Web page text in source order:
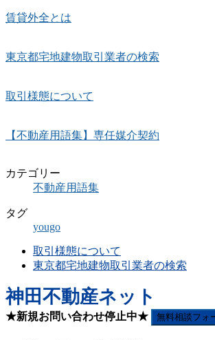
賃貸外全とは
東京都宅地建物取引業者の検索
取引様態について
【不動産用語集】専任媒介契約
カテゴリー
不動産用語集
タグ
yougo
取引様態について
東京都宅地建物取引業者の検索
神田不動産ネット
★新規お問い合わせ停止中★ 無料相談フォ